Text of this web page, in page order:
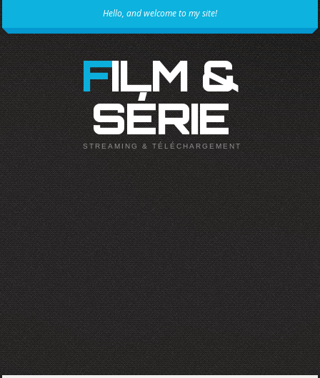
Hello, and welcome to my site!
FILM &
SÉRIE
STREAMING & TÉLÉCHARGEMENT